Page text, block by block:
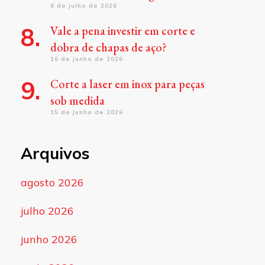
6 de julho de 2026
Vale a pena investir em corte e
dobra de chapas de aço?
16 de junho de 2026
Corte a laser em inox para peças
sob medida
15 de junho de 2026
Arquivos
agosto 2026
julho 2026
junho 2026